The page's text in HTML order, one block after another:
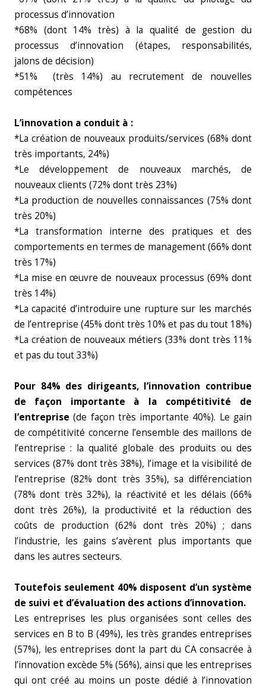
processus d’innovation
*68% (dont 14% très) à la qualité de gestion du
processus d’innovation (étapes, responsabilités,
jalons de décision)
*51% (très 14%) au recrutement de nouvelles
compétences
L’innovation a conduit à :
*La création de nouveaux produits/services (68% dont
très importants, 24%)
*Le développement de nouveaux marchés, de
nouveaux clients (72% dont très 23%)
*La production de nouvelles connaissances (75% dont
très 20%)
*La transformation interne des pratiques et des
comportements en termes de management (66% dont
très 17%)
*La mise en œuvre de nouveaux processus (69% dont
très 14%)
*La capacité d’introduire une rupture sur les marchés
de l’entreprise (45% dont très 10% et pas du tout 18%)
*La création de nouveaux métiers (33% dont très 11%
et pas du tout 33%)
Pour 84% des dirigeants, l’innovation contribue
de façon importante à la compétitivité de
l’entreprise (de façon très importante 40%). Le gain
de compétitivité concerne l’ensemble des maillons de
l’entreprise : la qualité globale des produits ou des
services (87% dont très 38%), l’image et la visibilité de
l’entreprise (82% dont très 35%), sa différenciation
(78% dont très 32%), la réactivité et les délais (66%
dont très 26%), la productivité et la réduction des
coûts de production (62% dont très 20%) ; dans
l’industrie, les gains s’avèrent plus importants que
dans les autres secteurs.
Toutefois seulement 40% disposent d’un système
de suivi et d’évaluation des actions d’innovation.
Les entreprises les plus organisées sont celles des
services en B to B (49%), les très grandes entreprises
(57%), les entreprises dont la part du CA consacrée à
l’innovation excède 5% (56%), ainsi que les entreprises
qui ont créé au moins un poste dédié à l’innovation